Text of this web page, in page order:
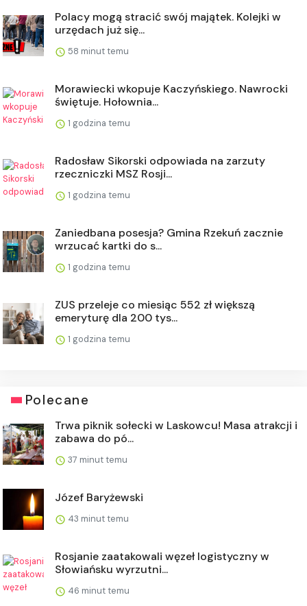
Polacy mogą stracić swój majątek. Kolejki w
urzędach już się...
58 minut temu
Morawiecki wkopuje Kaczyńskiego. Nawrocki
świętuje. Hołownia...
1 godzina temu
Radosław Sikorski odpowiada na zarzuty
rzeczniczki MSZ Rosji...
1 godzina temu
Zaniedbana posesja? Gmina Rzekuń zacznie
wrzucać kartki do s...
1 godzina temu
ZUS przeleje co miesiąc 552 zł większą
emeryturę dla 200 tys...
1 godzina temu
Polecane
Trwa piknik sołecki w Laskowcu! Masa atrakcji i
zabawa do pó...
37 minut temu
Józef Baryżewski
43 minut temu
Rosjanie zaatakowali węzeł logistyczny w
Słowiańsku wyrzutni...
46 minut temu